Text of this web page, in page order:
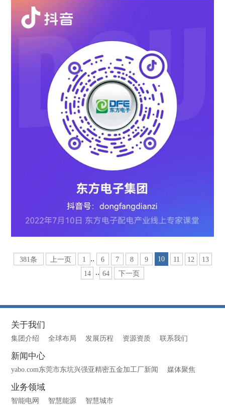
381条 上一页 1 .. 6 7 8 9 10 11 12
13
14
.. 64 下一页
关于我们
集团介绍 全球布局 发展历程 资源资质 联系我们
新闻中心
yabo.com东莞市东坑兴强亚精密五金加工厂新闻 媒体聚焦
业务领域
智能电网 智慧能源 智慧城市